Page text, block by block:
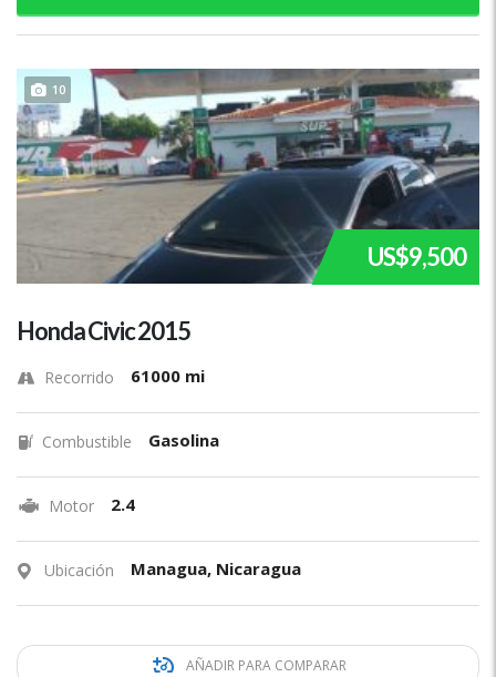
10
US$9,500
Honda Civic 2015
Recorrido 61000 mi
Combustible Gasolina
Motor 2.4
Ubicación Managua, Nicaragua
AÑADIR PARA COMPARAR